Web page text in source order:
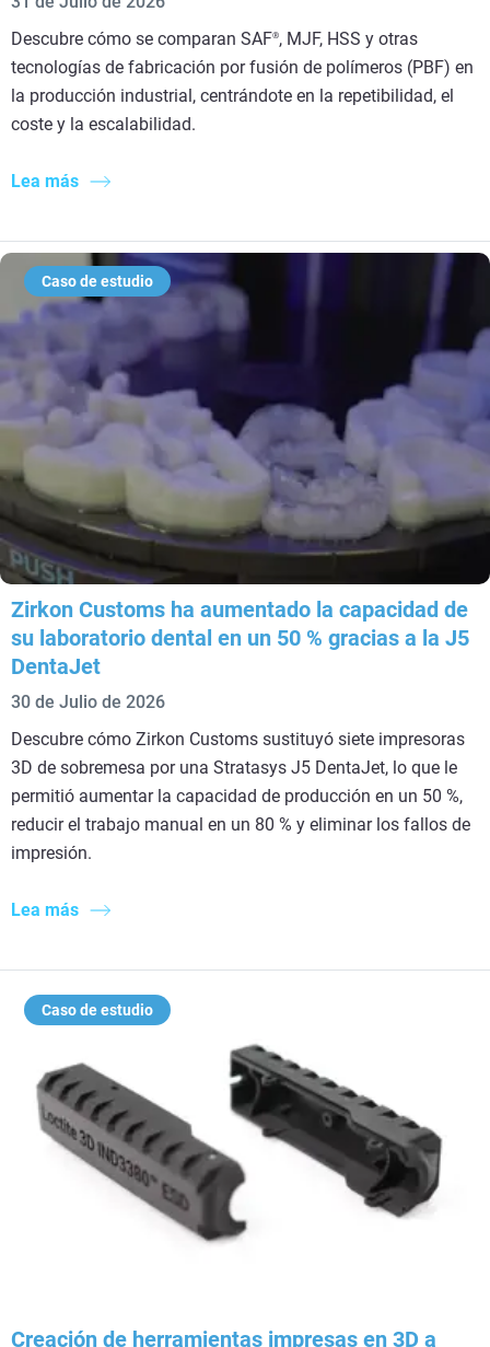
Descubre cómo se comparan SAF®, MJF, HSS y otras
tecnologías de fabricación por fusión de polímeros (PBF) en
la producción industrial, centrándote en la repetibilidad, el
coste y la escalabilidad.
Lea más
Caso de estudio
Zirkon Customs ha aumentado la capacidad de
su laboratorio dental en un 50 % gracias a la J5
DentaJet
30 de Julio de 2026
Descubre cómo Zirkon Customs sustituyó siete impresoras
3D de sobremesa por una Stratasys J5 DentaJet, lo que le
permitió aumentar la capacidad de producción en un 50 %,
reducir el trabajo manual en un 80 % y eliminar los fallos de
impresión.
Lea más
Caso de estudio
Creación de herramientas impresas en 3D a